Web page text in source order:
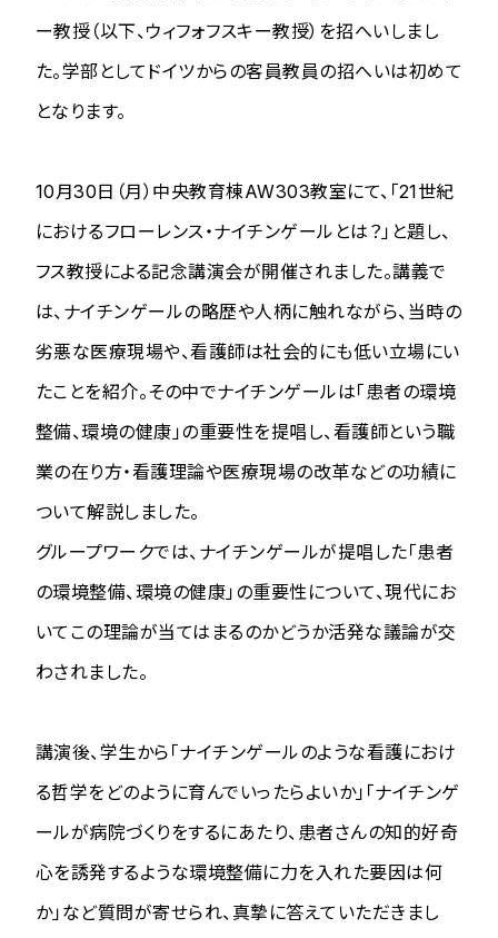
ー教授（以下、ウィフォフスキー教授）を招へいしまし
た。学部としてドイツからの客員教員の招へいは初めて
となります。
10月30日（月）中央教育棟AW303教室にて、「21世紀
におけるフローレンス・ナイチンゲールとは？」と題し、
フス教授による記念講演会が開催されました。講義で
は、ナイチンゲールの略歴や人柄に触れながら、当時の
劣悪な医療現場や、看護師は社会的にも低い立場にい
たことを紹介。その中でナイチンゲールは「患者の環境
整備、環境の健康」の重要性を提唱し、看護師という職
業の在り方・看護理論や医療現場の改革などの功績に
ついて解説しました。
グループワークでは、ナイチンゲールが提唱した「患者
の環境整備、環境の健康」の重要性について、現代にお
いてこの理論が当てはまるのかどうか活発な議論が交
わされました。
講演後、学生から「ナイチンゲールのような看護におけ
る哲学をどのように育んでいったらよいか」「ナイチンゲ
ールが病院づくりをするにあたり、患者さんの知的好奇
心を誘発するような環境整備に力を入れた要因は何
か」など質問が寄せられ、真摯に答えていただきまし